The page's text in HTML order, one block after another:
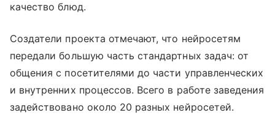
качество блюд.
Создатели проекта отмечают, что нейросетям
передали большую часть стандартных задач: от
общения с посетителями до части управленческих
и внутренних процессов. Всего в работе заведения
задействовано около 20 разных нейросетей.